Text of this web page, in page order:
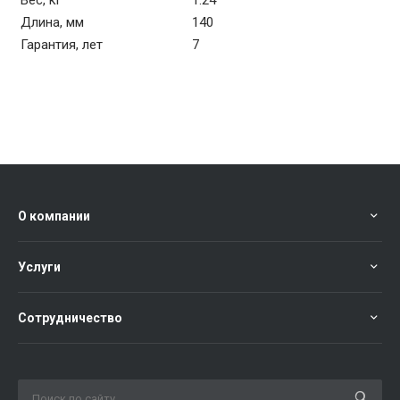
Длина, мм
140
Гарантия, лет
7
О компании
Услуги
Сотрудничество